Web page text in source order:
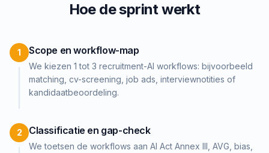
Hoe de sprint werkt
1 Scope en workflow-map
We kiezen 1 tot 3 recruitment-AI workflows: bijvoorbeeld
matching, cv-screening, job ads, interviewnotities of
kandidaatbeoordeling.
2 Classificatie en gap-check
We toetsen de workflows aan AI Act Annex III, AVG, bias,